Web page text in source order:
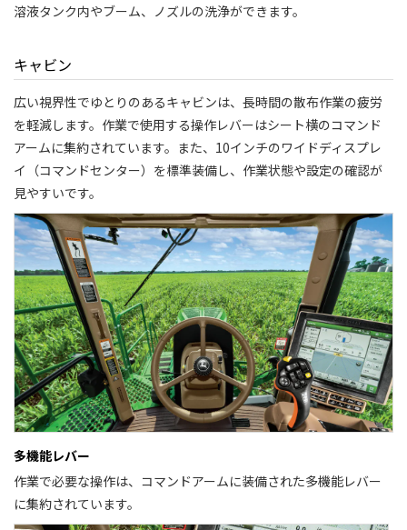
溶液タンク内やブーム、ノズルの洗浄ができます。
キャビン
広い視界性でゆとりのあるキャビンは、長時間の散布作業の疲労
を軽減します。作業で使用する操作レバーはシート横のコマンド
アームに集約されています。また、10インチのワイドディスプレ
イ（コマンドセンター）を標準装備し、作業状態や設定の確認が
見やすいです。
多機能レバー
作業で必要な操作は、コマンドアームに装備された多機能レバー
に集約されています。